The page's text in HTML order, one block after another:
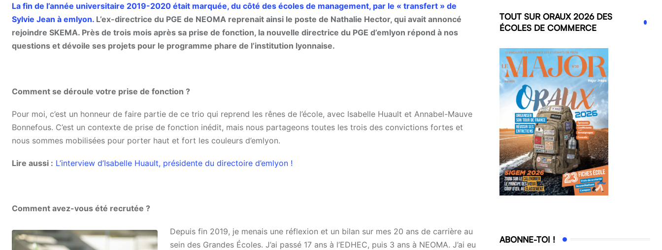
La fin de l’année universitaire 2019-2020 était marquée, du côté des écoles de management, par le « transfert » de
Sylvie Jean à emlyon. L’ex-directrice du PGE de NEOMA reprenait ainsi le poste de Nathalie Hector, qui avait annoncé
rejoindre SKEMA. Près de trois mois après sa prise de fonction, la nouvelle directrice du PGE d’emlyon répond à nos
questions et dévoile ses projets pour le programme phare de l’institution lyonnaise.
Comment se déroule votre prise de fonction ?
Pour moi, c’est un honneur de faire partie de ce trio qui reprend les rênes de l’école, avec Isabelle Huault et Annabel-Mauve
Bonnefous. C’est un contexte de prise de fonction inédit, mais nous partageons toutes les trois des convictions fortes et
nous sommes mobilisées pour porter haut et fort les couleurs d’emlyon.
Lire aussi : L’interview d’Isabelle Huault, présidente du directoire d’emlyon !
Comment avez-vous été recrutée ?
Depuis fin 2019, je menais une réflexion et un bilan sur mes 20 ans de carrière au
sein des Grandes Écoles. J’ai passé 17 ans à l’EDHEC, puis 3 ans à NEOMA. J’ai eu
TOUT SUR ORAUX 2026 DES
ÉCOLES DE COMMERCE
ABONNE-TOI !